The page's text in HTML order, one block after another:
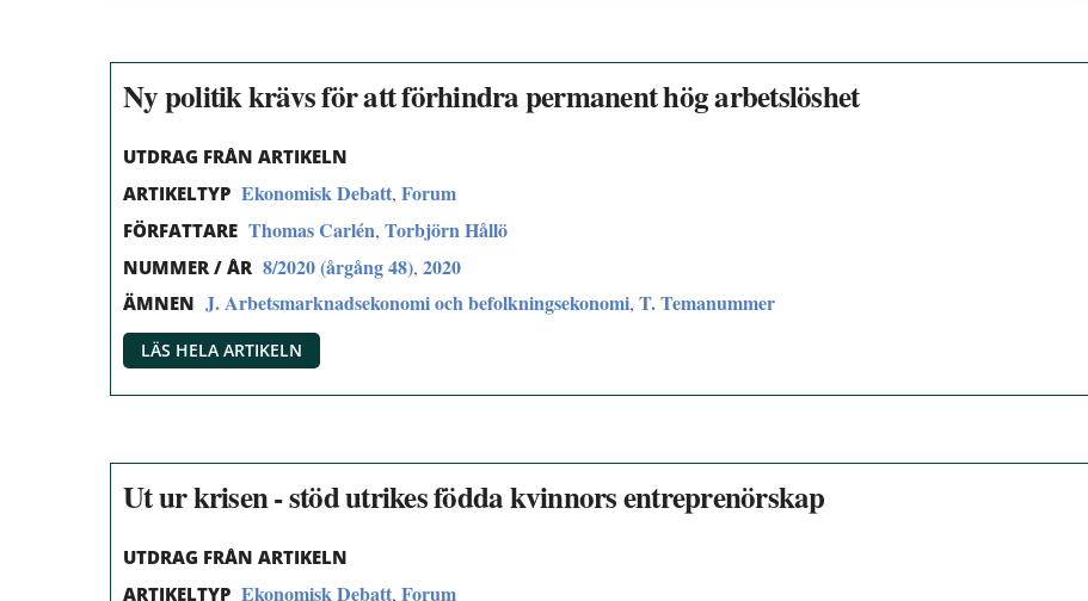
Ny politik krävs för att förhindra permanent hög arbetslöshet
UTDRAG FRÅN ARTIKELN
ARTIKELTYP Ekonomisk Debatt, Forum
FÖRFATTARE Thomas Carlén, Torbjörn Hållö
NUMMER / ÅR 8/2020 (årgång 48), 2020
ÄMNEN J. Arbetsmarknadsekonomi och befolkningsekonomi, T. Temanummer
LÄS HELA ARTIKELN
Ut ur krisen - stöd utrikes födda kvinnors entreprenörskap
UTDRAG FRÅN ARTIKELN
ARTIKELTYP Ekonomisk Debatt, Forum